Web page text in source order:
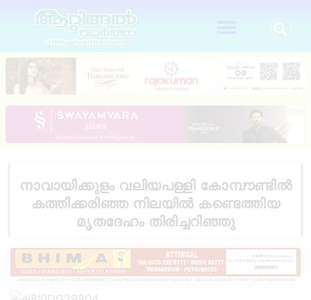
നാവായിക്കുളം വലിയപള്ളി കോമ്പൗണ്ടിൽ
കത്തിക്കരിഞ്ഞ നിലയിൽ കണ്ടെത്തിയ
മൃതദേഹം തിരിച്ചറിഞ്ഞു